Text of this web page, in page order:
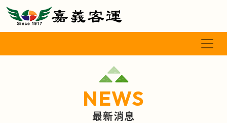
NEWS
最新消息